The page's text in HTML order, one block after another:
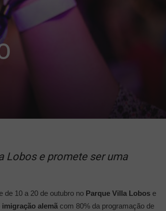
Lobos e promete ser uma
de 10 a 20 de outubro no Parque Villa Lobose
imigração alemãcom 80% da programação de